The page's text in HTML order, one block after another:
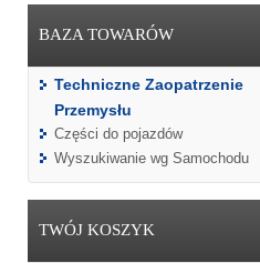
BAZA TOWARÓW
Techniczne Zaopatrzenie
Przemysłu
Części do pojazdów
Wyszukiwanie wg Samochodu
TWÓJ KOSZYK